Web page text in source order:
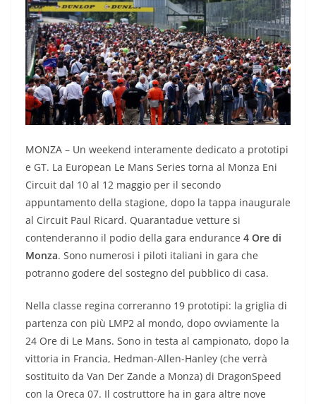
MONZA – Un weekend interamente dedicato a prototipi
e GT. La European Le Mans Series torna al Monza Eni
Circuit dal 10 al 12 maggio per il secondo
appuntamento della stagione, dopo la tappa inaugurale
al Circuit Paul Ricard. Quarantadue vetture si
contenderanno il podio della gara endurance 4 Ore di
Monza. Sono numerosi i piloti italiani in gara che
potranno godere del sostegno del pubblico di casa.
Nella classe regina correranno 19 prototipi: la griglia di
partenza con più LMP2 al mondo, dopo ovviamente la
24 Ore di Le Mans. Sono in testa al campionato, dopo la
vittoria in Francia, Hedman-Allen-Hanley (che verrà
sostituito da Van Der Zande a Monza) di DragonSpeed
con la Oreca 07. Il costruttore ha in gara altre nove